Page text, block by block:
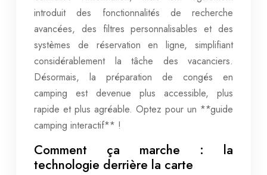
introduit des fonctionnalités de recherche
avancées, des filtres personnalisables et des
systèmes de réservation en ligne, simplifiant
considérablement la tâche des vacanciers.
Désormais, la préparation de congés en
camping est devenue plus accessible, plus
rapide et plus agréable. Optez pour un **guide
camping interactif** !
Comment ça marche : la
technologie derrière la carte